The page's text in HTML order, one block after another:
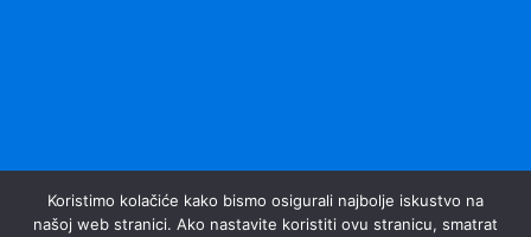
Koristimo kolačiće kako bismo osigurali najbolje iskustvo na
našoj web stranici. Ako nastavite koristiti ovu stranicu, smatrat